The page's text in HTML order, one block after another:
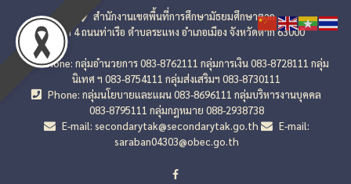
สำนักงานเขตพื้นที่การศึกษามัธยมศึกษาตาก
เลขที่ 4 ถนนท่าเรือ ตำบลระแหง อำเภอเมือง จังหวัดตาก 63000
Phone: กลุ่มอำนวยการ 083-8762111 กลุ่มการเงิน 083-8728111 กลุ่ม
นิเทศ ฯ 083-8754111 กลุ่มส่งเสริมฯ 083-8730111
Phone: กลุ่มนโยบายและแผน 083-8696111 กลุ่มบริหารงานบุคคล
083-8795111 กลุ่มกฎหมาย 088-2938738
E-mail: secondarytak@secondarytak.go.th
E-mail:
saraban04303@obec.go.th